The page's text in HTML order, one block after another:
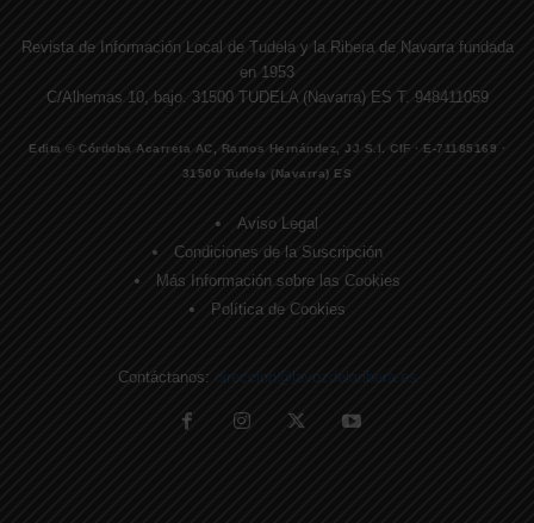
Revista de Información Local de Tudela y la Ribera de Navarra fundada
en 1953
C/Alhemas 10, bajo. 31500 TUDELA (Navarra) ES T. 948411059
Edita © Córdoba Acarreta AC, Ramos Hernández, JJ S.I. CIF · E-71185169 ·
31500 Tudela (Navarra) ES
Aviso Legal
Condiciones de la Suscripción
Más Información sobre las Cookies
Política de Cookies
Contáctanos: direccion@lavozdelaribera.es